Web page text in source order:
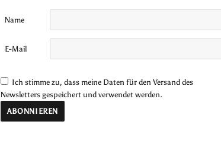
Name
E-Mail
Ich stimme zu, dass meine Daten für den Versand des
Newsletters gespeichert und verwendet werden.